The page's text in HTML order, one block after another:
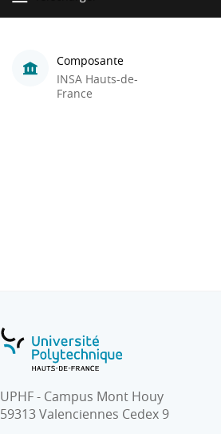
Composante
INSA Hauts-de-
France
UPHF - Campus Mont Houy
59313 Valenciennes Cedex 9